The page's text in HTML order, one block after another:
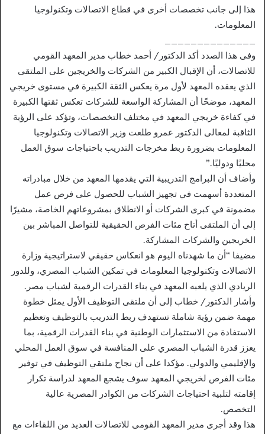
هذا إلى جانب تخصصات أخرى في قطاع الاتصالات وتكنولوجيا
المعلومات.
وفى هذا الصدد أكد الدكتور/ أحمد خطاب مدير المعهد القومي
للاتصالات، أن الإقبال الكبير من الشركات والخريجين على الملتقى
الذي يعقده المعهد لأول مرة يعكس الثقة الكبيرة في مستوى خريجي
المعهد، موضحًا أن المشاركة الواسعة للشركات تعكس ثقتها الكبيرة
في كفاءة خريجي المعهد في مختلف التخصصات، وتؤكد على الرؤية
الثاقبة لمعالى الدكتور عمرو طلعت وزير الاتصالات وتكنولوجيا
المعلومات بضرورة ربط مخرجات التدريب باحتياجات سوق العمل
محليًا ودوليًا.”
وأضاف أن البرامج التدريبية التي يقدمها المعهد من خلال مبادراته
المتعددة أسهمت في تجهيز الشباب للحصول على فرص عمل
مضمونة في كبرى الشركات أو الانطلاق بمشروعاتهم الخاصة، مشيرًا
إلى أن الملتقى أتاح مئات الفرص الحقيقية للتواصل المباشر بين
الخريجين والشركات المشاركة.
مضيفا “أن ما شهدناه اليوم هو انعكاس حقيقي لاستراتيجية وزارة
الاتصالات وتكنولوجيا المعلومات في تمكين الشباب المصري، وللدور
الريادي الذي يلعبه المعهد في بناء القدرات الرقمية لشباب مصر.
وأشار الدكتور/ خطاب إلى أن ملتقى التوظيف الأول يمثل خطوة
مهمة ضمن رؤية شاملة تستهدف ربط التدريب بالتوظيف وتعظيم
الاستفادة من الاستثمارات الوطنية في بناء القدرات الرقمية، بما
يعزز قدرة الشباب المصري على المنافسة في سوق العمل المحلي
والإقليمي والدولي. مؤكدا على أن نجاح ملتقي التوظيف في توفير
مئات الفرص لخريجي المعهد سوف يشجع المعهد لدراسة تكرار
إقامته لتلبية احتياجات الشركات من الكوادر المصرية عالية
التخصص.
هذا وقد أجرى مدير المعهد القومى للاتصالات العديد من اللقاءات مع